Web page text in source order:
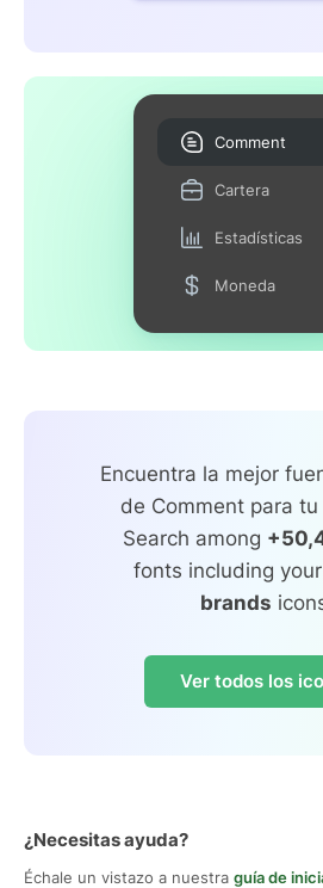
Comment
Cartera
Estadísticas
Moneda
Encuentra la mejor
de Comment para
Search among
fonts including
brands
Ver todos los
¿Necesitas ayuda?
Échale un vistazo a nuestra guía de